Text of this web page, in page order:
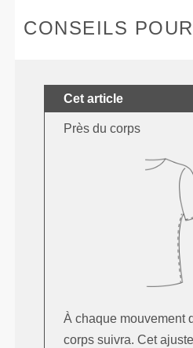
CONSEILS
Cet article
Près du corps
À chaque mouvement
corps suivra. Cet